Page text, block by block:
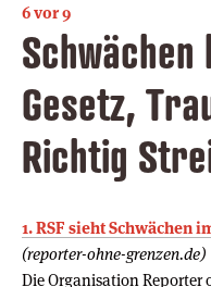
6 vor 9
Schwächen
Gesetz,
Richtig
1. RSF sieht Schwächen
(reporter-ohne-grenzen.de)
Die Organisation Reporter